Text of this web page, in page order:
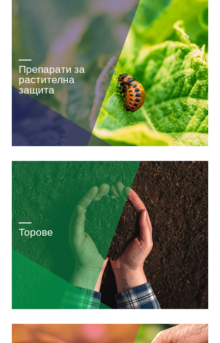
Препарати за
растителна
защита
Торове